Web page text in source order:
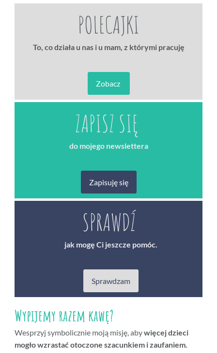
POLECAJKI
To, co działa u nas i u mam, z którymi pracuję
Zobacz
ZAPISZ SIĘ
do mojego newslettera
Zapisuję się
SPRAWDŹ
jak mogę Ci jeszcze pomóc.
Sprawdzam
Wypijemy razem kawę?
Wesprzyj symbolicznie moją misję, abywięcej dzieci
mogło wzrastać otoczone szacunkiem i zaufaniem.